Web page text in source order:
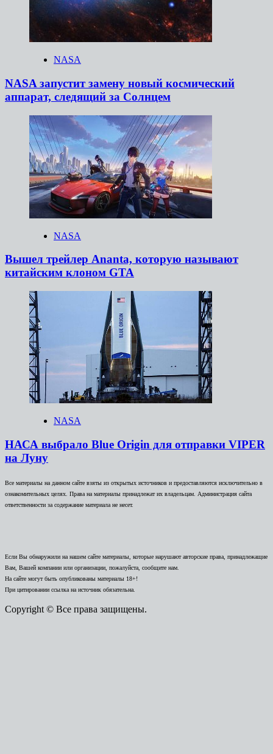
NASA
NASA запустит замену новый космический
аппарат, следящий за Солнцем
NASA
Вышел трейлер Ananta, которую называют
китайским клоном GTA
NASA
НАСА выбрало Blue Origin для отправки VIPER
на Луну
Все материалы на данном сайте взяты из открытых источников и предоставляются исключительно в
ознакомительных целях. Права на материалы принадлежат их владельцам. Администрация сайта
ответственности за содержание материала не несет.
Если Вы обнаружили на нашем сайте материалы, которые нарушают авторские права, принадлежащие
Вам, Вашей компании или организации, пожалуйста, сообщите нам.
На сайте могут быть опубликованы материалы 18+!
При цитировании ссылка на источник обязательна.
Copyright © Все права защищены.